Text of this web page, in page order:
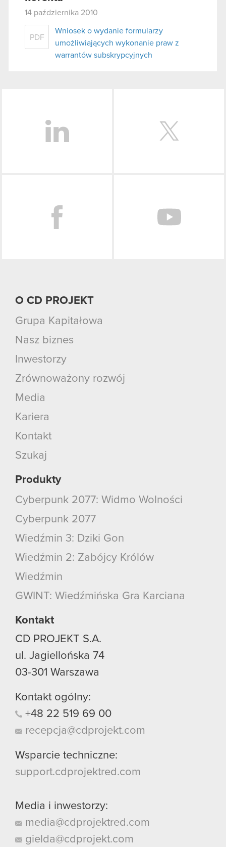
14 października 2010
PDF
Wniosek o wydanie formularzy
umożliwiających wykonanie praw z
warrantów subskrypcyjnych
O CD PROJEKT
Grupa Kapitałowa
Nasz biznes
Inwestorzy
Zrównoważony rozwój
Media
Kariera
Kontakt
Szukaj
Produkty
Cyberpunk 2077: Widmo Wolności
Cyberpunk 2077
Wiedźmin 3: Dziki Gon
Wiedźmin 2: Zabójcy Królów
Wiedźmin
GWINT: Wiedźmińska Gra Karciana
Kontakt
CD PROJEKT S.A.
ul. Jagiellońska 74
03-301 Warszawa
Kontakt ogólny:
+48 22 519 69 00
recepcja@cdprojekt.com
Wsparcie techniczne:
support.cdprojektred.com
Media i inwestorzy:
media@cdprojektred.com
gielda@cdprojekt.com